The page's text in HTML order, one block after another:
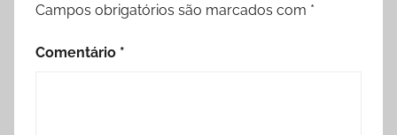
Campos obrigatórios são marcados com *
Comentário *